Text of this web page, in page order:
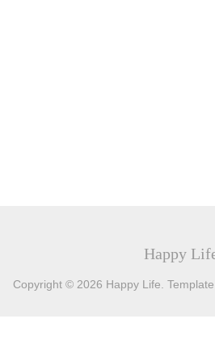
Happy
Copyright © 2026 Happy Life.